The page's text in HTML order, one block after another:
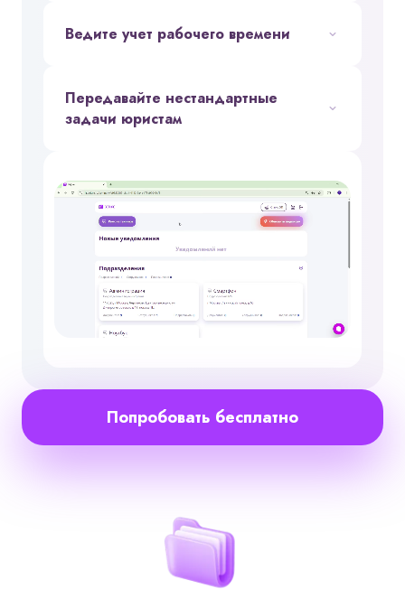
Ведите учет рабочего времени
Передавайте нестандартные
задачи юристам
Попробовать бесплатно